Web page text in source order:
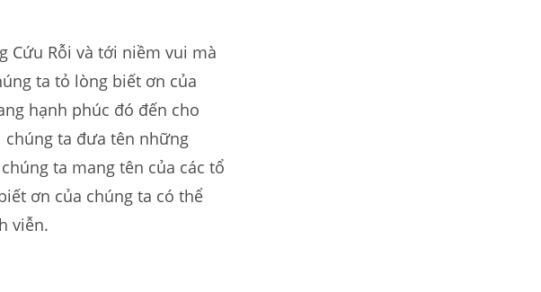
Cứu Rỗi và tới niềm vui mà
ta tỏ lòng biết ơn của
hạnh phúc đó đến cho
ta đưa tên những
ta mang tên của các tổ
ơn của chúng ta có thể
viễn.